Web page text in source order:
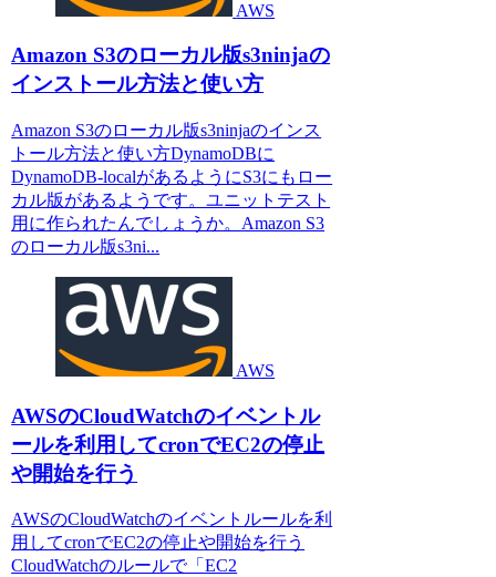
AWS
Amazon S3のローカル版s3ninjaの
インストール方法と使い方
Amazon S3のローカル版s3ninjaのインス
トール方法と使い方DynamoDBに
DynamoDB-localがあるようにS3にもロー
カル版があるようです。ユニットテスト
用に作られたんでしょうか。Amazon S3
のローカル版s3ni...
AWS
AWSのCloudWatchのイベントル
ールを利用してcronでEC2の停止
や開始を行う
AWSのCloudWatchのイベントルールを利
用してcronでEC2の停止や開始を行う
CloudWatchのルールで「EC2